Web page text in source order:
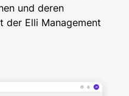
und deren
der Elli Management